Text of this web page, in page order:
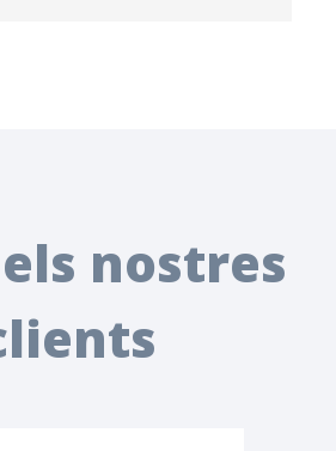
nostres